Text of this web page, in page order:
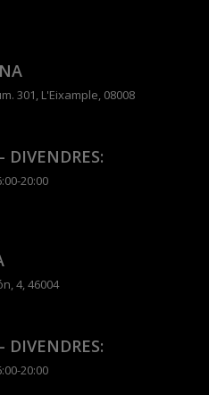
301, L'Eixample, 08008
DIVENDRES:
20:00
4, 46004
DIVENDRES:
20:00